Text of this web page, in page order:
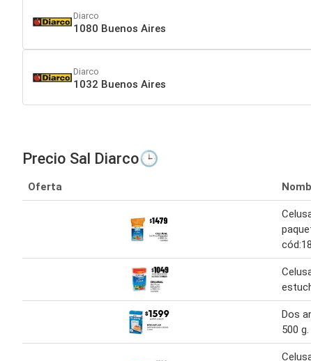
Diarco
1080 Buenos Aires
Diarco
1032 Buenos Aires
Precio Sal Diarco🕒
Oferta
Dos
500 g.